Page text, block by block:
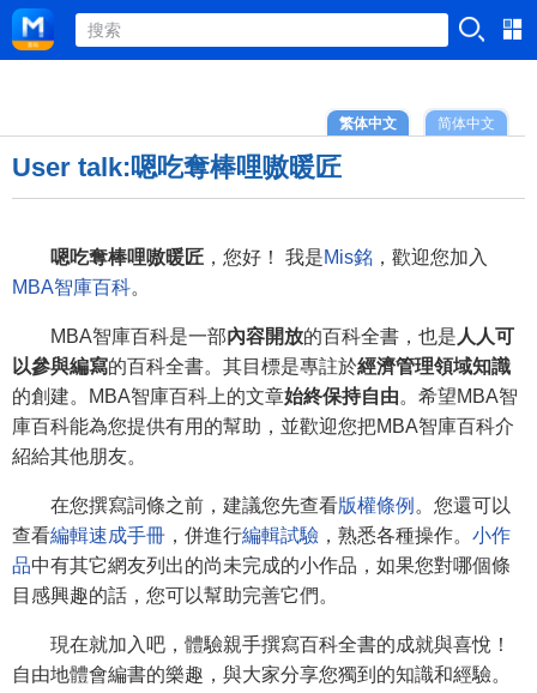
简体中文
繁体中文
User talk:嗯吃奪棒哩嗷暖匠
嗯吃奪棒哩嗷暖匠 ，您好！ 我是Mis銘 ，歡迎您加入
MBA智庫百科。
MBA智庫百科是一部內容開放的百科全書，也是 人人可
以參與編寫的百科全書。其目標是專註於經濟管理領域知識
的創建。MBA智庫百科上的文章始終保持自由。希望MBA智
庫百科能為您提供有用的幫助，並歡迎您把MBA智庫百科介
紹給其他朋友。
在您撰寫詞條之前，建議您先查看版權條例 。您還可以
查看編輯速成手冊 ，併進行編輯試驗 ，熟悉各種操作。 小作
品中有其它網友列出的尚未完成的小作品，如果您對哪個條
目感興趣的話，您可以幫助完善它們。
現在就加入吧，體驗親手撰寫百科全書的成就與喜悅！
自由地體會編書的樂趣，與大家分享您獨到的知識和經驗。